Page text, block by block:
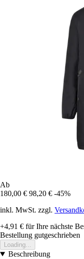
Ab
180,00 € 98,20 € -45%
inkl. MwSt. zzgl.
+4,91 € für Ihre nächste
Bestellung gutgeschrieben
Loading...
Beschreibung